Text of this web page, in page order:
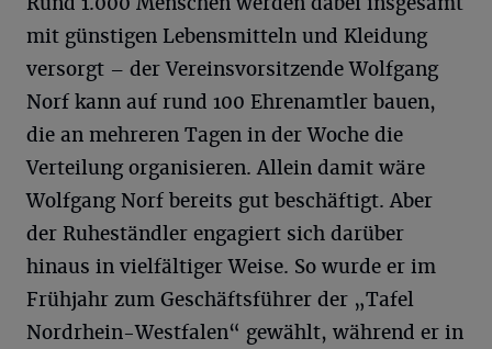
mit günstigen Lebensmitteln und Kleidung
versorgt – der Vereinsvorsitzende Wolfgang
Norf kann auf rund 100 Ehrenamtler bauen,
die an mehreren Tagen in der Woche die
Verteilung organisieren. Allein damit wäre
Wolfgang Norf bereits gut beschäftigt. Aber
der Ruheständler engagiert sich darüber
hinaus in vielfältiger Weise. So wurde er im
Frühjahr zum Geschäftsführer der „Tafel
Nordrhein-Westfalen“ gewählt, während er in